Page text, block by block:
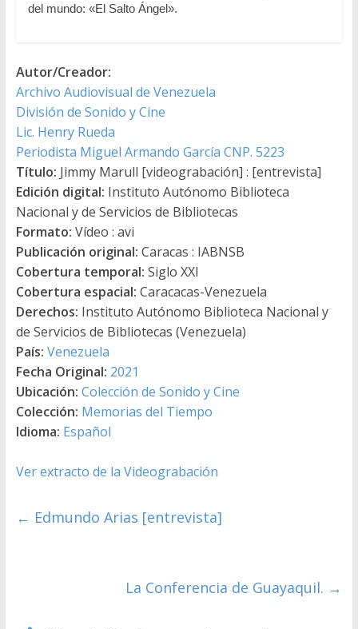
del mundo: «El Salto Ángel».
Autor/Creador:
Archivo Audiovisual de Venezuela
División de Sonido y Cine
Lic. Henry Rueda
Periodista Miguel Armando García CNP. 5223
Título: Jimmy Marull [videograbación] : [entrevista]
Edición digital: Instituto Autónomo Biblioteca
Nacional y de Servicios de Bibliotecas
Formato: Vídeo : avi
Publicación original: Caracas : IABNSB
Cobertura temporal: Siglo XXI
Cobertura espacial: Caracacas-Venezuela
Derechos: Instituto Autónomo Biblioteca Nacional y
de Servicios de Bibliotecas (Venezuela)
País: Venezuela
Fecha Original: 2021
Ubicación: Colección de Sonido y Cine
Colección: Memorias del Tiempo
Idioma: Español
Ver extracto de la Videograbación
← Edmundo Arias [entrevista]
La Conferencia de Guayaquil. →